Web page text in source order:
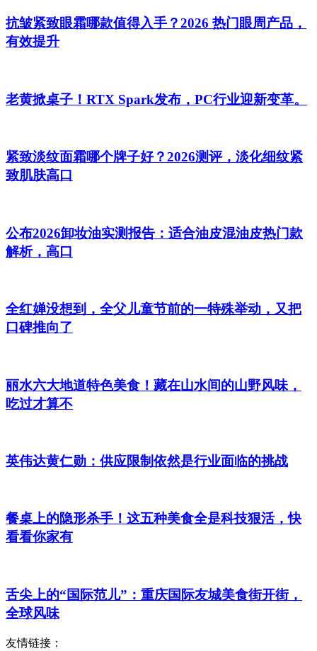
抗皱紧致眼霜哪款值得入手？2026 热门眼周产品，
有效提升
老黄掀桌子！RTX Spark发布，PC行业迎新变革。
紧致淡纹面霜哪个牌子好？2026测评，淡化细纹紧
致肌肤高口
公布2026卸妆油实测报告：适合油皮混油皮热门款
解析，高口
全红婵没想到，全父儿童节前的一特殊举动，又把
口碑推向了
丽水六大地道特色美食！藏在山水间的山野风味，
吃过才算不
英伟达黄仁勋：供应限制依然是行业面临的挑战
餐桌上的隐形杀手！这五种美食全是科技狠活，快
看看你家有
舌尖上的“国际范儿”：重庆国际友城美食街开街，
全球风味
友情链接：